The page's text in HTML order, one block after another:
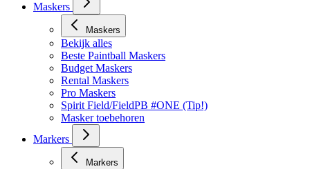
Maskers
Maskers
Bekijk alles
Beste Paintball Maskers
Budget Maskers
Rental Maskers
Pro Maskers
Spirit Field/FieldPB #ONE (Tip!)
Masker toebehoren
Markers
Markers